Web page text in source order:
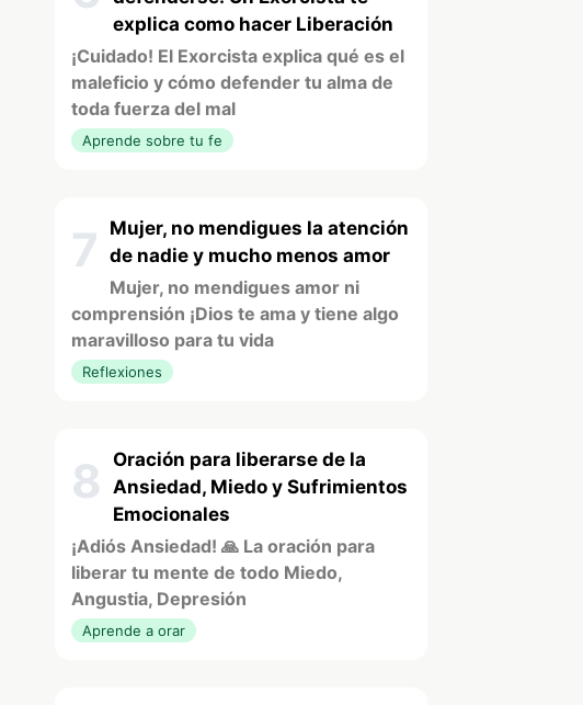
explica como hacer Liberación
¡Cuidado! El Exorcista explica qué es el
maleficio y cómo defender tu alma de
toda fuerza del mal
Aprende sobre tu fe
7
Mujer, no mendigues la atención
de nadie y mucho menos amor
Mujer, no mendigues amor ni
comprensión ¡Dios te ama y tiene algo
maravilloso para tu vida
Reflexiones
8
Oración para liberarse de la
Ansiedad, Miedo y Sufrimientos
Emocionales
¡Adiós Ansiedad! 🙏 La oración para
liberar tu mente de todo Miedo,
Angustia, Depresión
Aprende a orar